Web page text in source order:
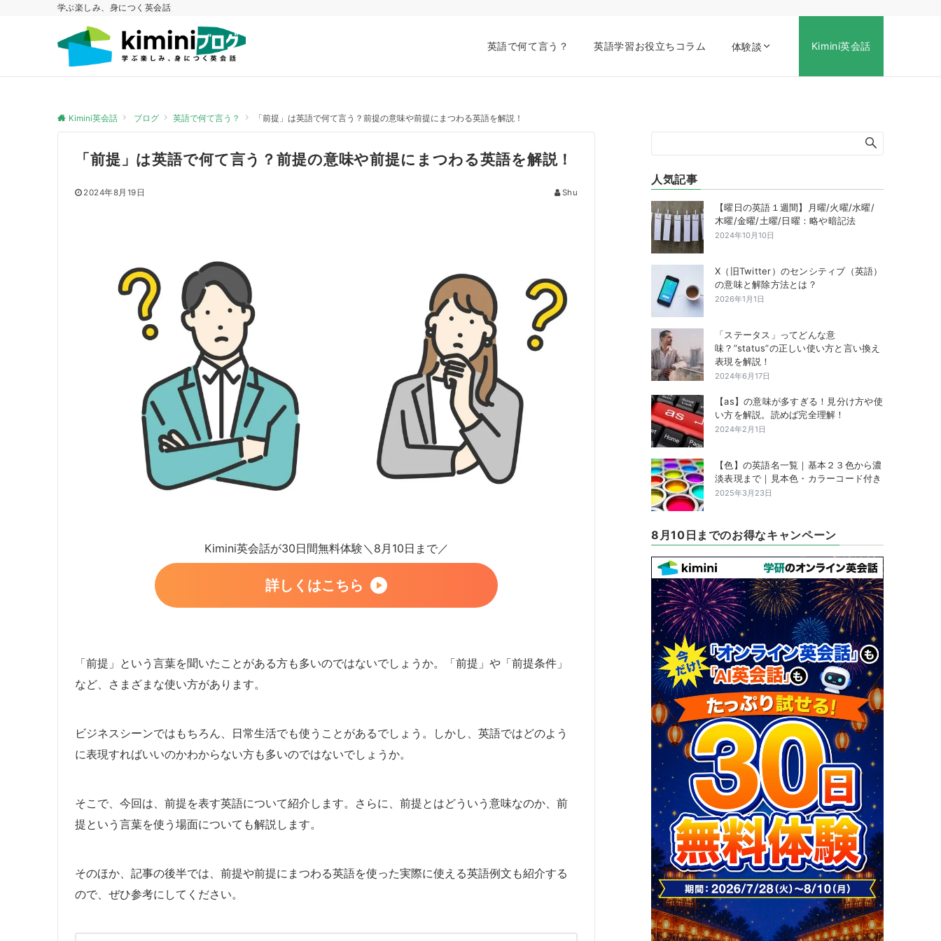
学ぶ楽しみ、身につく英会話
英語で何て言う？ 英語学習お役立ちコラム 体験談 Kimini英会話
Kimini英会話 ブログ 英語で何て言う？ 「前提」は英語で何て言う？前提の意味や前提にまつわる英語を解説！
「前提」は英語で何て言う？前提の意味や前提にまつわる英語を解説！
2024年8月19日 Shu
Kimini英会話が30日間無料体験＼8月10日まで／
詳しくはこちら
「前提」という言葉を聞いたことがある方も多いのではないでしょうか。「前提」や「前提条件」
など、さまざまな使い方があります。
ビジネスシーンではもちろん、日常生活でも使うことがあるでしょう。しかし、英語ではどのよう
に表現すればいいのかわからない方も多いのではないでしょうか。
そこで、今回は、前提を表す英語について紹介します。さらに、前提とはどういう意味なのか、前
提という言葉を使う場面についても解説します。
そのほか、記事の後半では、前提や前提にまつわる英語を使った実際に使える英語例文も紹介する
ので、ぜひ参考にしてください。
人気記事
【曜日の英語１週間】月曜/火曜/水曜/
木曜/金曜/土曜/日曜：略や暗記法
2024年10月10日
X（旧Twitter）のセンシティブ（英語）
の意味と解除方法とは？
2026年1月1日
「ステータス」ってどんな意
味？”status”の正しい使い方と言い換え
表現を解説！
2024年6月17日
【as】の意味が多すぎる！見分け方や使
い方を解説。読めば完全理解！
2024年2月1日
【色】の英語名一覧｜基本２３色から濃
淡表現まで｜見本色・カラーコード付き
2025年3月23日
8月10日までのお得なキャンペーン